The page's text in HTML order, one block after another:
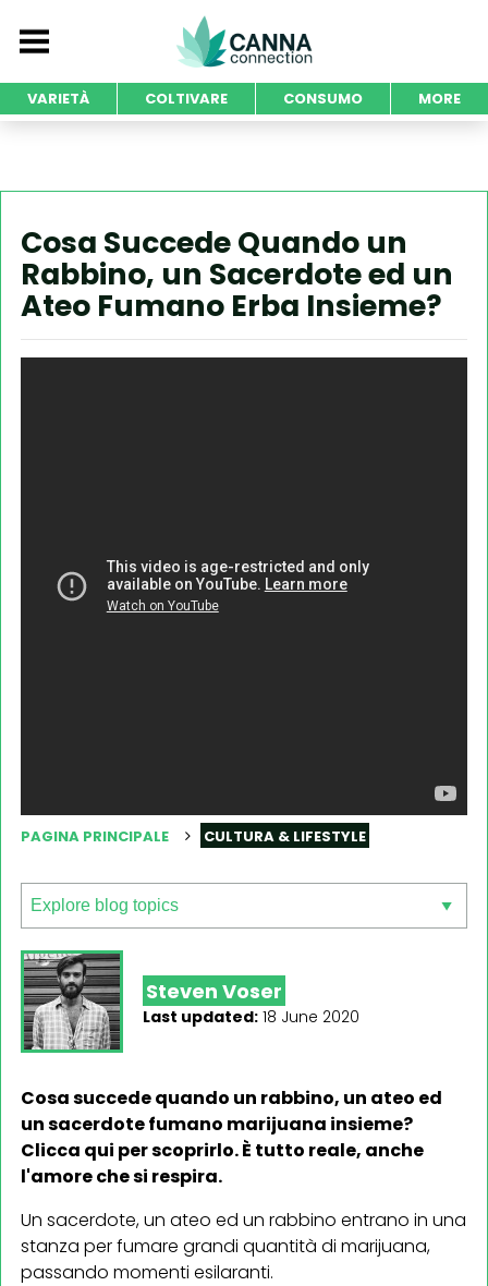
VARIETÀ COLTIVARE CONSUMO MORE
Cosa Succede Quando un
Rabbino, un Sacerdote ed un
Ateo Fumano Erba Insieme?
PAGINA PRINCIPALE CULTURA & LIFESTYLE
Steven Voser
Last updated: 18 June 2020
Cosa succede quando un rabbino, un ateo ed
un sacerdote fumano marijuana insieme?
Clicca qui per scoprirlo. È tutto reale, anche
l'amore che si respira.
Un sacerdote, un ateo ed un rabbino entrano in una
stanza per fumare grandi quantità di marijuana,
passando momenti esilaranti.